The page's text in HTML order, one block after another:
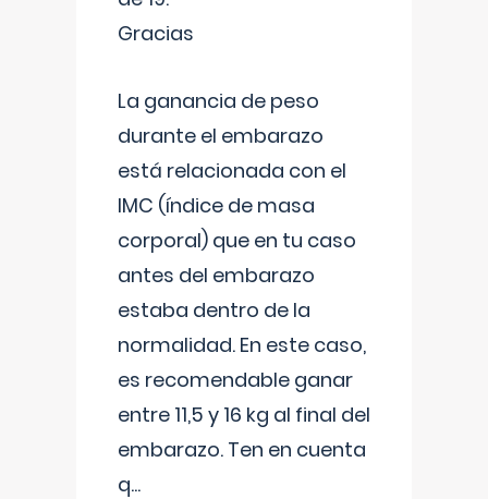
Gracias
La ganancia de peso
durante el embarazo
está relacionada con el
IMC (índice de masa
corporal) que en tu caso
antes del embarazo
estaba dentro de la
normalidad. En este caso,
es recomendable ganar
entre 11,5 y 16 kg al final del
embarazo. Ten en cuenta
q...